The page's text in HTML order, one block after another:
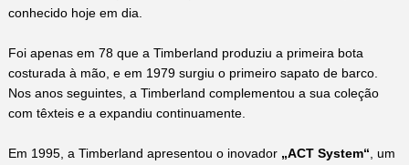
conhecido hoje em dia.
Foi apenas em 78 que a Timberland produziu a primeira bota
costurada à mão, e em 1979 surgiu o primeiro sapato de barco.
Nos anos seguintes, a Timberland complementou a sua coleção
com têxteis e a expandiu continuamente.
Em 1995, a Timberland apresentou o inovador „ACT System“, um